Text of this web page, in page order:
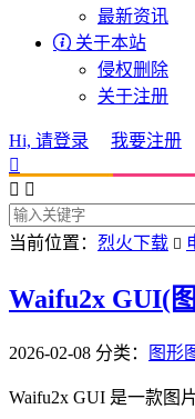
最新资讯
 关于本站
侵权删除
关于注册
Hi, 请登录 我要注册

 
当前位置： 烈火下载 
Waifu2x GUI(
2026-02-08 分类： 图形
Waifu2x GUI 是一款图